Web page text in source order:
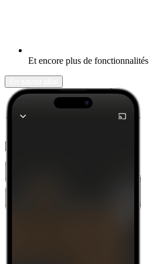
Et encore plus de fonctionnalités